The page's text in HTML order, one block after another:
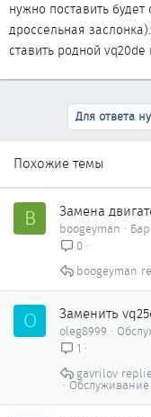
нужно поставить
дроссельная
ставить родной vq20de
Для ответа
Похожие темы
B Замена
boogeyman
0
boogeyman
O Заменить
oleg8999
1
gavrilov